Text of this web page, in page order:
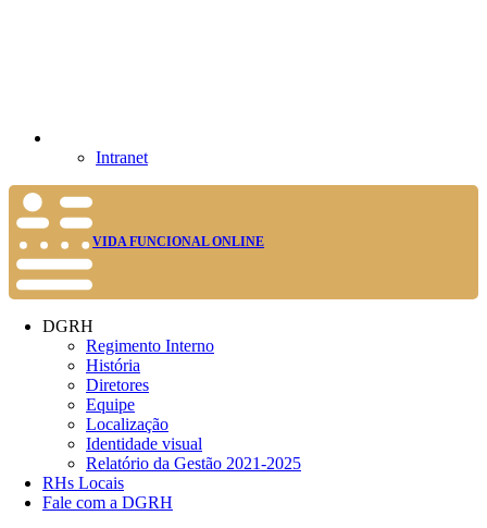
Intranet
VIDA FUNCIONAL ONLINE
DGRH
Regimento Interno
História
Diretores
Equipe
Localização
Identidade visual
Relatório da Gestão 2021-2025
RHs Locais
Fale com a DGRH